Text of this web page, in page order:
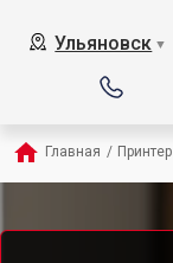
Ульяновск ▼
Главная / Принтер